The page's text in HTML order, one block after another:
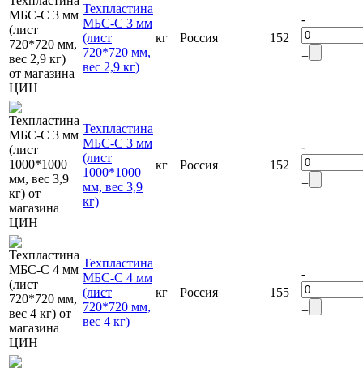
Техпластина
МБС-C 3 мм
(лист
720*720 мм,
вес 2,9 кг)
кг Россия 152
-
+
Техпластина
МБС-C 3 мм
(лист
1000*1000
мм, вес 3,9
кг)
кг Россия 152
-
+
Техпластина
МБС-C 4 мм
(лист
720*720 мм,
вес 4 кг)
кг Россия 155
-
+